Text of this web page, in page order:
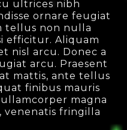
ultrices nibh
ornare feugiat
tellus non nulla
efficitur. Aliquam
nisl arcu. Donec a
arcu. Praesent
mattis, ante tellus
finibus mauris
magna
venenatis fringilla